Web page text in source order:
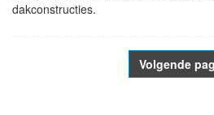
dakconstructies.
Volgende